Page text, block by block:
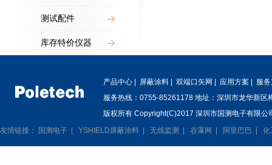
测试配件
库存特价仪器
产品中心 屏蔽涂料 双端口矢网 应用方案
服
服务热线：0755-85261178 地址：深圳市龙华新区
版权所有 Copyright(C)2017 深圳市国测电子有限公
友情链接：
国测电子 YSHIELD屏蔽涂料 无线监测 谷瀑网 阿里巴巴 化